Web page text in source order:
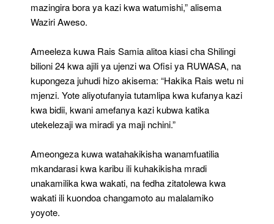
mazingira bora ya kazi kwa watumishi,” alisema
Waziri Aweso.
Ameeleza kuwa Rais Samia alitoa kiasi cha Shilingi
bilioni 24 kwa ajili ya ujenzi wa Ofisi ya RUWASA, na
kupongeza juhudi hizo akisema: “Hakika Rais wetu ni
mjenzi. Yote aliyotufanyia tutamlipa kwa kufanya kazi
kwa bidii, kwani amefanya kazi kubwa katika
utekelezaji wa miradi ya maji nchini.”
Ameongeza kuwa watahakikisha wanamfuatilia
mkandarasi kwa karibu ili kuhakikisha mradi
unakamilika kwa wakati, na fedha zitatolewa kwa
wakati ili kuondoa changamoto au malalamiko
yoyote.